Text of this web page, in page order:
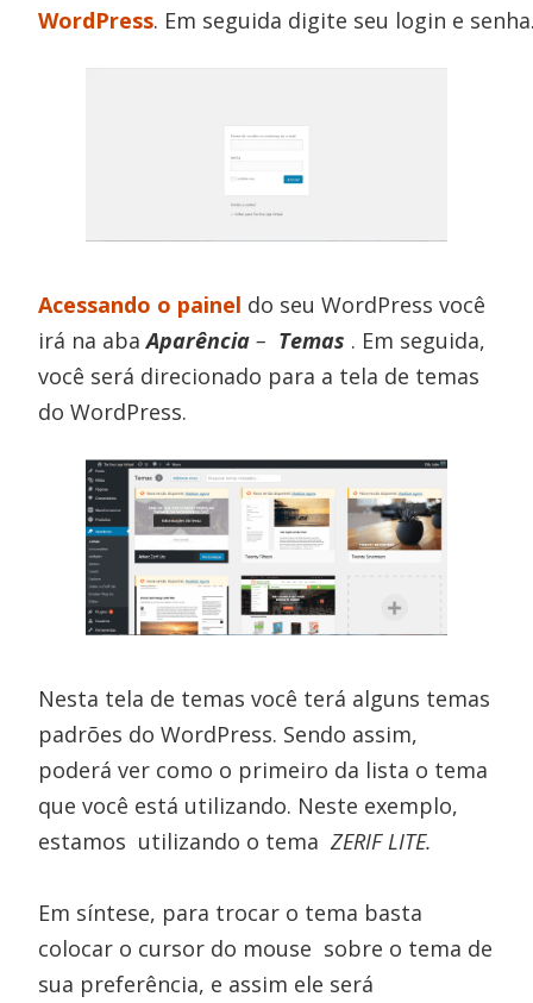
WordPress. Em seguida digite seu login e
Acessando o painel do seu WordPress você
irá na abaAparência – Temas . Em seguida,
você será direcionado para a tela de temas
do WordPress.
Nesta tela de temas você terá alguns temas
padrões do WordPress. Sendo assim,
poderá ver como o primeiro da lista o tema
que você está utilizando. Neste exemplo,
estamos utilizando o tema ZERIF LITE.
Em síntese, para trocar o tema basta
colocar o cursor do mouse sobre o tema de
sua preferência, e assim ele será